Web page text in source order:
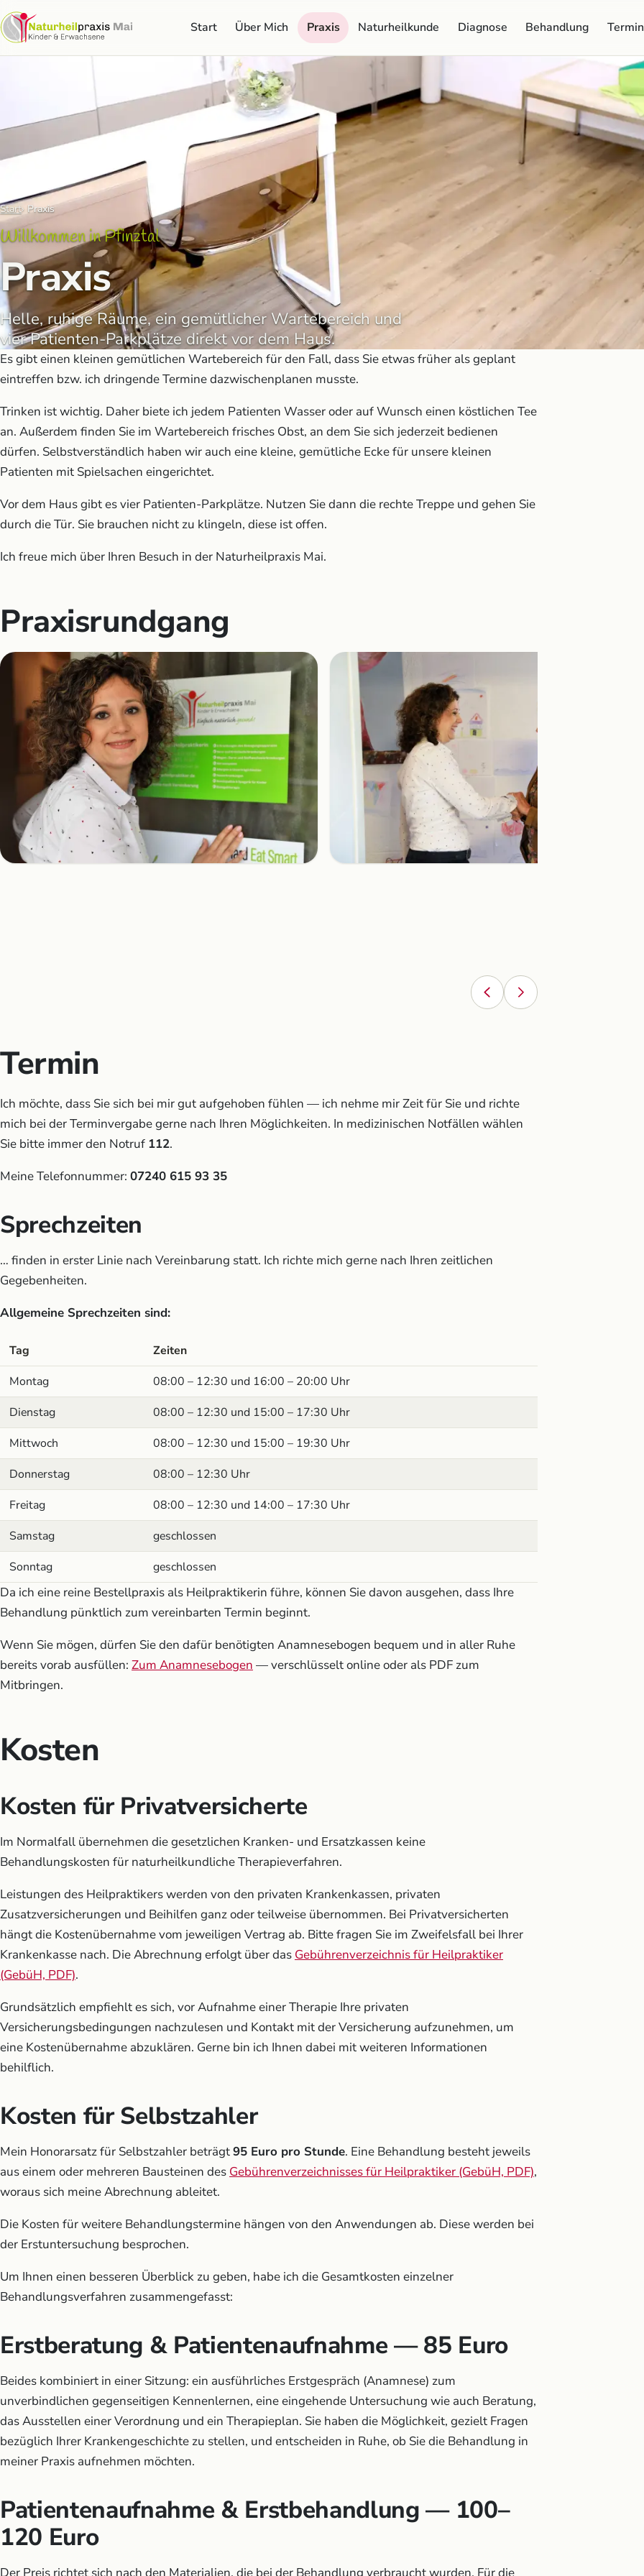
Start Über Mich Praxis Naturheilkunde Diagnose Behandlung Termin
Start Praxis
Willkommen in Pfinztal
Praxis
Helle, ruhige Räume, ein gemütlicher Wartebereich und
vier Patienten-Parkplätze direkt vor dem Haus.
Es gibt einen kleinen gemütlichen Wartebereich für den Fall, dass Sie etwas früher als geplant
eintreffen bzw. ich dringende Termine dazwischenplanen musste.
Trinken ist wichtig. Daher biete ich jedem Patienten Wasser oder auf Wunsch einen köstlichen Tee
an. Außerdem finden Sie im Wartebereich frisches Obst, an dem Sie sich jederzeit bedienen
dürfen. Selbstverständlich haben wir auch eine kleine, gemütliche Ecke für unsere kleinen
Patienten mit Spielsachen eingerichtet.
Vor dem Haus gibt es vier Patienten-Parkplätze. Nutzen Sie dann die rechte Treppe und gehen Sie
durch die Tür. Sie brauchen nicht zu klingeln, diese ist offen.
Ich freue mich über Ihren Besuch in der Naturheilpraxis Mai.
Praxisrundgang
Termin
Ich möchte, dass Sie sich bei mir gut aufgehoben fühlen — ich nehme mir Zeit für Sie und richte
mich bei der Terminvergabe gerne nach Ihren Möglichkeiten. In medizinischen Notfällen wählen
Sie bitte immer den Notruf 112.
Meine Telefonnummer: 07240 615 93 35
Sprechzeiten
… finden in erster Linie nach Vereinbarung statt. Ich richte mich gerne nach Ihren zeitlichen
Gegebenheiten.
Allgemeine Sprechzeiten sind:
Allgemeine Sprechzeiten der Naturheilpraxis Mai
Tag
Zeiten
Montag
08:00 – 12:30 und 16:00 – 20:00 Uhr
Dienstag
08:00 – 12:30 und 15:00 – 17:30 Uhr
Mittwoch
08:00 – 12:30 und 15:00 – 19:30 Uhr
Donnerstag
08:00 – 12:30 Uhr
Freitag
08:00 – 12:30 und 14:00 – 17:30 Uhr
Samstag
geschlossen
Sonntag
geschlossen
Da ich eine reine Bestellpraxis als Heilpraktikerin führe, können Sie davon ausgehen, dass Ihre
Behandlung pünktlich zum vereinbarten Termin beginnt.
Wenn Sie mögen, dürfen Sie den dafür benötigten Anamnesebogen bequem und in aller Ruhe
bereits vorab ausfüllen: Zum Anamnesebogen — verschlüsselt online oder als PDF zum
Mitbringen.
Kosten
Kosten für Privatversicherte
Im Normalfall übernehmen die gesetzlichen Kranken- und Ersatzkassen keine
Behandlungskosten für naturheilkundliche Therapieverfahren.
Leistungen des Heilpraktikers werden von den privaten Krankenkassen, privaten
Zusatzversicherungen und Beihilfen ganz oder teilweise übernommen. Bei Privatversicherten
hängt die Kostenübernahme vom jeweiligen Vertrag ab. Bitte fragen Sie im Zweifelsfall bei Ihrer
Krankenkasse nach. Die Abrechnung erfolgt über das Gebührenverzeichnis für Heilpraktiker
(GebüH, PDF).
Grundsätzlich empfiehlt es sich, vor Aufnahme einer Therapie Ihre privaten
Versicherungsbedingungen nachzulesen und Kontakt mit der Versicherung aufzunehmen, um
eine Kostenübernahme abzuklären. Gerne bin ich Ihnen dabei mit weiteren Informationen
behilflich.
Kosten für Selbstzahler
Mein Honorarsatz für Selbstzahler beträgt95 Euro pro Stunde. Eine Behandlung besteht jeweils
aus einem oder mehreren Bausteinen des Gebührenverzeichnisses für Heilpraktiker (GebüH, PDF),
woraus sich meine Abrechnung ableitet.
Die Kosten für weitere Behandlungstermine hängen von den Anwendungen ab. Diese werden bei
der Erstuntersuchung besprochen.
Um Ihnen einen besseren Überblick zu geben, habe ich die Gesamtkosten einzelner
Behandlungsverfahren zusammengefasst:
Erstberatung & Patientenaufnahme — 85 Euro
Beides kombiniert in einer Sitzung: ein ausführliches Erstgespräch (Anamnese) zum
unverbindlichen gegenseitigen Kennenlernen, eine eingehende Untersuchung wie auch Beratung,
das Ausstellen einer Verordnung und ein Therapieplan. Sie haben die Möglichkeit, gezielt Fragen
bezüglich Ihrer Krankengeschichte zu stellen, und entscheiden in Ruhe, ob Sie die Behandlung in
meiner Praxis aufnehmen möchten.
Patientenaufnahme & Erstbehandlung — 100–
120 Euro
Der Preis richtet sich nach den Materialien, die bei der Behandlung verbraucht wurden. Für die